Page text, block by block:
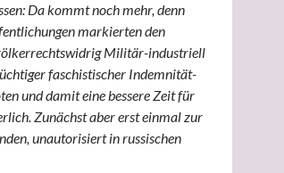
Da kommt noch mehr, denn
markierten den
Militär-industriell
faschistischer Indemnität-
und damit eine bessere Zeit für
Zunächst aber erst einmal zur
unautorisiert in russischen